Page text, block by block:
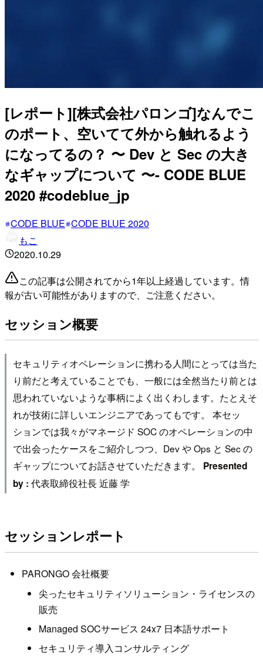
[レポート][株式会社パロンゴ]なんでこ
のポート、空いてて外から触れるよう
になってるの？ 〜 Dev と Sec の大き
なギャップについて 〜- CODE BLUE
2020 #codeblue_jp
CODE BLUE CODE BLUE 2020
もこ
2020.10.29
この記事は公開されてから1年以上経過しています。情
報が古い可能性がありますので、ご注意ください。
セッション概要
セキュリティオペレーションに携わる人間にとっては当た
り前だと考えていることでも、一般には全然当たり前とは
思われていないような事柄によく出くわします。たとえそ
れが技術に詳しいエンジニアであってもです。 本セッ
ションでは我々がマネージド SOC のオペレーションの中
で出会ったケースをご紹介しつつ、Dev や Ops と Sec の
ギャップについてお話させていただきます。 Presented
by : 代表取締役社長 近藤 学
セッションレポート
PARONGO 会社概要
尖ったセキュリティソリューション・ライセンスの
販売
Managed SOCサービス 24x7 日本語サポート
セキュリティ導入コンサルティング